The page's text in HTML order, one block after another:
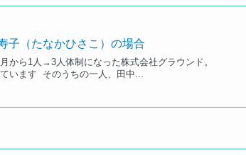
子（たなかひさこ）の場合
から1人→3人体制になった株式会社グラウンド。
います そのうちの一人、田中...